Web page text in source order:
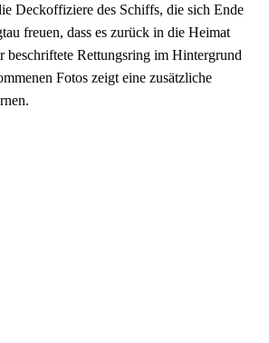
Deckoffiziere des Schiffs, die sich Ende
freuen, dass es zurück in die Heimat
beschriftete Rettungsring im Hintergrund
Fotos zeigt eine zusätzliche